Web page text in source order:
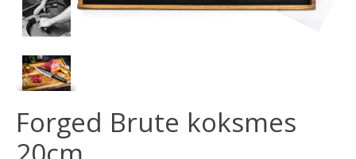
Forged Brute koksmes